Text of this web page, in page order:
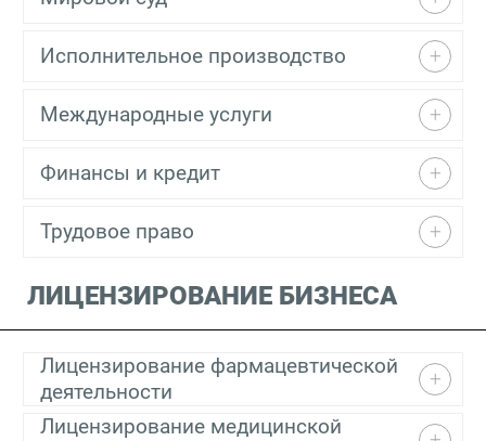
Исполнительное производство
Международные услуги
Финансы и кредит
Трудовое право
ЛИЦЕНЗИРОВАНИЕ БИЗНЕСА
Лицензирование фармацевтической
деятельности
Лицензирование медицинской